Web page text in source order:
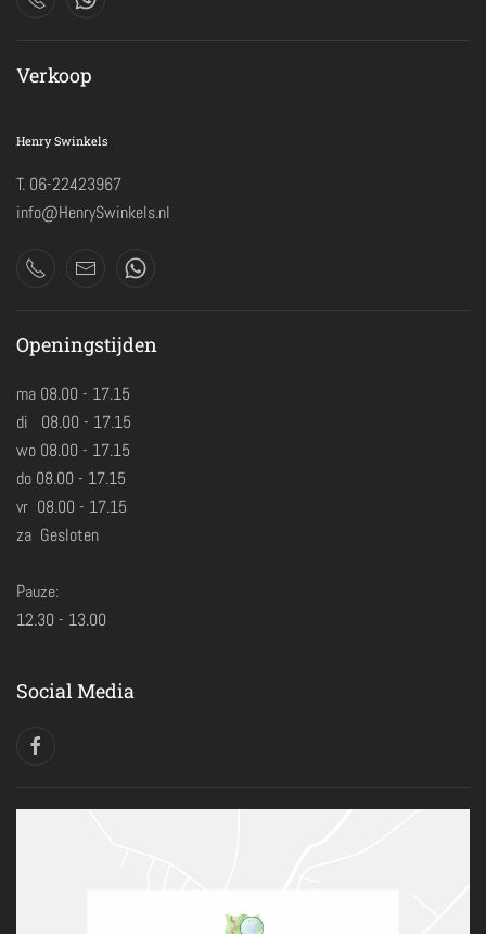
Verkoop
Henry Swinkels
T. 06-22423967
info@HenrySwinkels.nl
Openingstijden
ma 08.00 - 17.15
di 08.00 - 17.15
wo 08.00 - 17.15
do 08.00 - 17.15
vr 08.00 - 17.15
za Gesloten
Pauze:
12.30 - 13.00
Social Media